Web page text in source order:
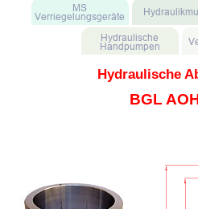
Hydraulische
BGL